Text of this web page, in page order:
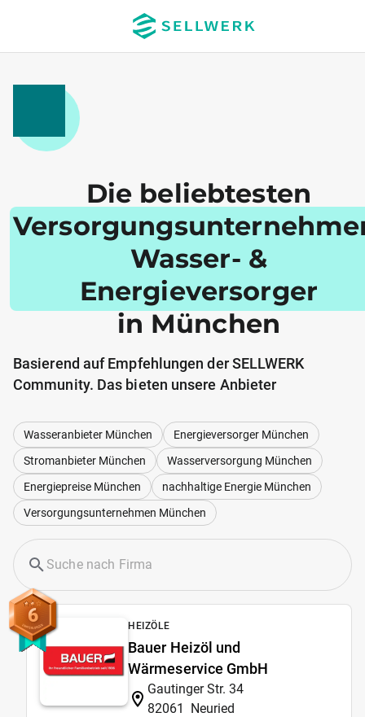
Die beliebtesten
Wasser- &
Energieversorger
in München
Basierend auf Empfehlungen der SELLWERK
Community. Das bieten unsere Anbieter
Wasseranbieter München
Energieversorger München
Stromanbieter München
Wasserversorgung München
Energiepreise München
nachhaltige Energie München
Versorgungsunternehmen München
6 HEIZÖLE
Bauer Heizöl und
Wärmeservice GmbH
Gautinger Str. 34
82061
Neuried